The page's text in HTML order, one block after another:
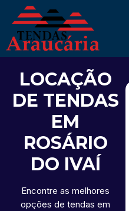
LOCAÇÃO
DE TENDAS
EM
ROSÁRIO
DO IVAÍ
Encontre as melhores
opções de tendas em